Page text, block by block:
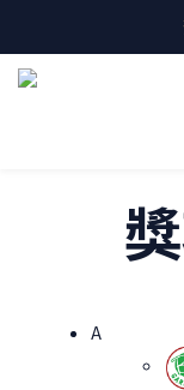
即
A